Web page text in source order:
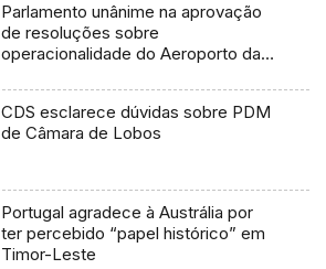
Parlamento unânime na aprovação
de resoluções sobre
operacionalidade do Aeroporto da
CDS esclarece dúvidas sobre PDM
de Câmara de Lobos
Portugal agradece à Austrália por
ter percebido “papel histórico” em
Timor-Leste